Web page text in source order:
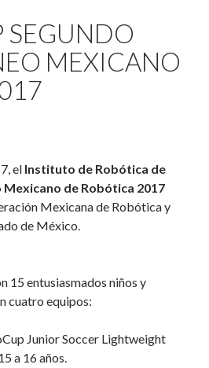
SEGUNDO
MEXICANO
el Instituto de Robótica de
Mexicano de Robótica 2017
Mexicana de Robótica y
de México.
15 entusiasmados niños y
cuatro equipos:
Junior Soccer Lightweight
a 16 años.